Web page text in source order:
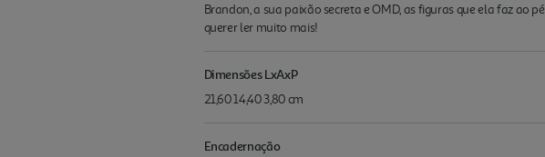
Brandon, a sua paixão secreta e OMD, as figuras que ela faz ao
querer ler muito mais!
Dimensões LxAxP
21,60 14,40 3,80 cm
Encadernação